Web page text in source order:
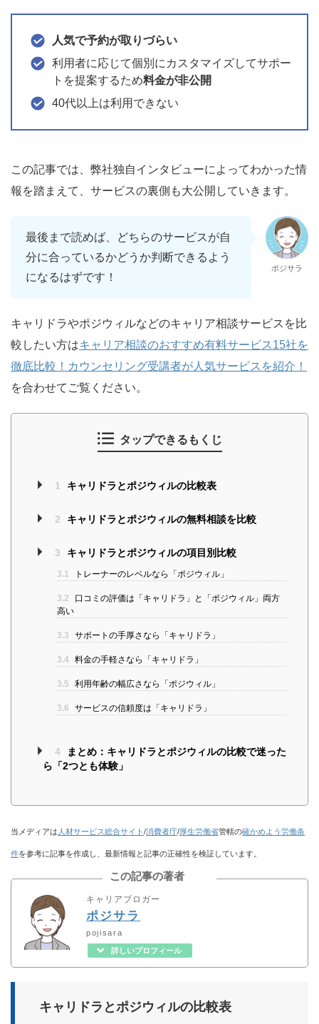
人気で予約が取りづらい
利用者に応じて個別にカスタマイズしてサポー
トを提案するため料金が非公開
40代以上は利用できない
この記事では、弊社独自インタビューによってわかった情
報を踏まえて、サービスの裏側も大公開していきます。
最後まで読めば、どちらのサービスが自
分に合っているかどうか判断できるよう
になるはずです！
ポジサラ
キャリドラやポジウィルなどのキャリア相談サービスを比
較したい方はキャリア相談のおすすめ有料サービス15社を
徹底比較！カウンセリング受講者が人気サービスを紹介！
を合わせてご覧ください。
タップできるもくじ
1 キャリドラとポジウィルの比較表
2 キャリドラとポジウィルの無料相談を比較
3 キャリドラとポジウィルの項目別比較
3.1 トレーナーのレベルなら「ポジウィル」
3.2
口コミの評価は「キャリドラ」と「ポジウィル」両方
高い
3.3 サポートの手厚さなら「キャリドラ」
3.4 料金の手軽さなら「キャリドラ」
3.5 利用年齢の幅広さなら「ポジウィル」
3.6 サービスの信頼度は「キャリドラ」
4
まとめ：キャリドラとポジウィルの比較で迷った
ら「2つとも体験」
当メディアは 人材サービス総合サイト /消費者庁/厚生労働省管轄の確かめよう労働条
件を参考に記事を作成し、最新情報と記事の正確性を検証しています。
この記事の著者
キャリアブロガー
ポジサラ
pojisara
詳しいプロフィール
キャリドラとポジウィルの比較表